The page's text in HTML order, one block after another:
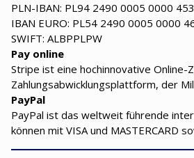
PLN-IBAN: PL94 2490 0005 0000
IBAN EURO: PL54 2490 0005 0000
SWIFT: ALBPPLPW
Pay online
Stripe ist eine hochinnovative
Zahlungsabwicklungsplattform, der
PayPal
PayPal ist das weltweit führende
können mit VISA und MASTERCARD